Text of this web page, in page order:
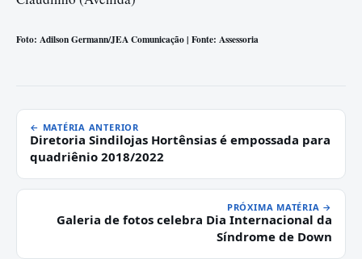
Foto: Adilson Germann/JEA Comunicação | Fonte: Assessoria
← MATÉRIA ANTERIOR
Diretoria Sindilojas Hortênsias é empossada para
quadriênio 2018/2022
PRÓXIMA MATÉRIA →
Galeria de fotos celebra Dia Internacional da
Síndrome de Down